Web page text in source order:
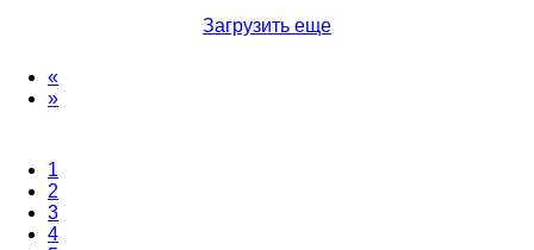
Загрузить еще
«
»
1
2
3
4